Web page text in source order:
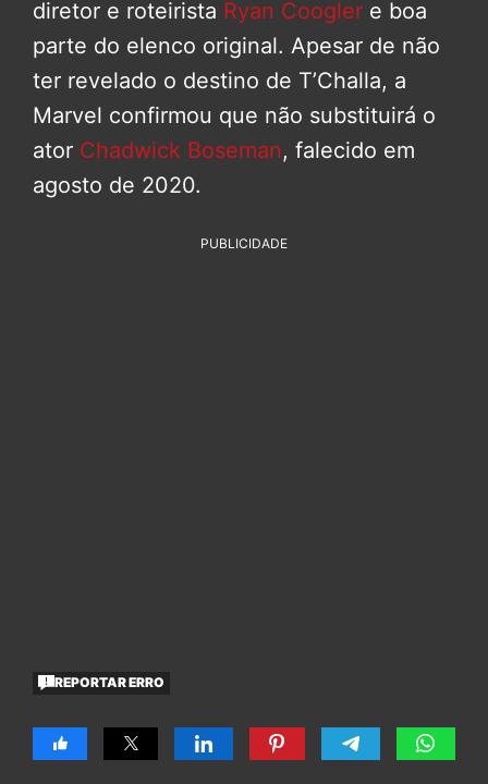
diretor e roteirista Ryan Coogler e boa
parte do elenco original. Apesar de não
ter revelado o destino de T’Challa, a
Marvel confirmou que não substituirá o
ator Chadwick Boseman, falecido em
agosto de 2020.
PUBLICIDADE
REPORTAR ERRO